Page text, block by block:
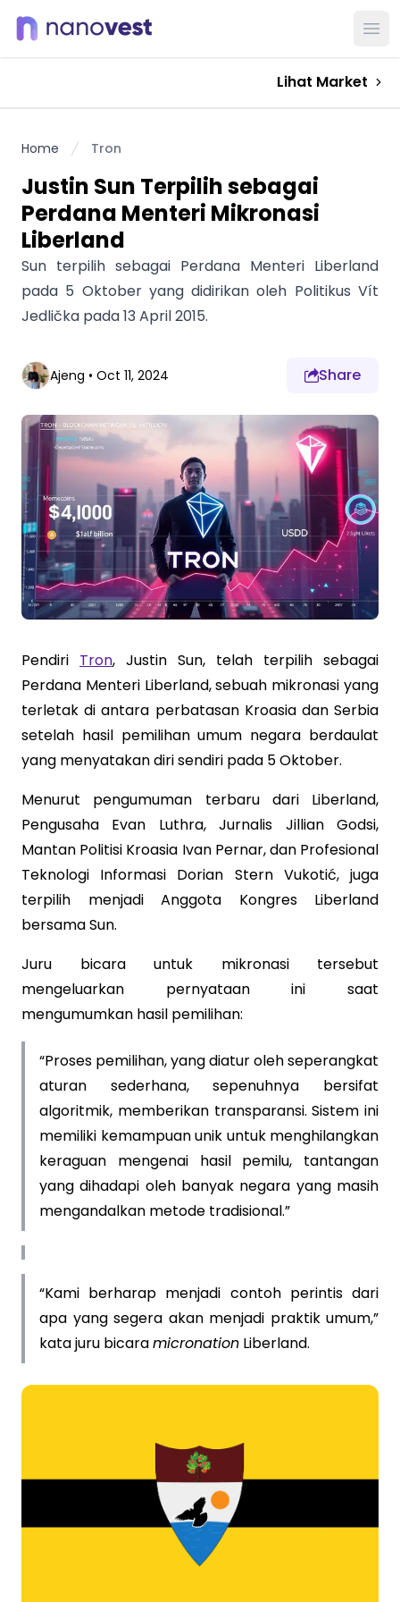
Lihat Market
Home Tron
Justin Sun Terpilih sebagai
Perdana Menteri Mikronasi
Liberland
Sun terpilih sebagai Perdana Menteri Liberland
pada 5 Oktober yang didirikan oleh Politikus Vít
Jedlička pada 13 April 2015.
Ajeng • Oct 11, 2024 Share
Pendiri Tron, Justin Sun, telah terpilih sebagai
Perdana Menteri Liberland, sebuah mikronasi yang
terletak di antara perbatasan Kroasia dan Serbia
setelah hasil pemilihan umum negara berdaulat
yang menyatakan diri sendiri pada 5 Oktober.
Menurut pengumuman terbaru dari Liberland,
Pengusaha Evan Luthra, Jurnalis Jillian Godsi,
Mantan Politisi Kroasia Ivan Pernar, dan Profesional
Teknologi Informasi Dorian Stern Vukotić, juga
terpilih menjadi Anggota Kongres Liberland
bersama Sun.
Juru bicara untuk mikronasi tersebut
mengeluarkan pernyataan ini saat
mengumumkan hasil pemilihan:
“Proses pemilihan, yang diatur oleh seperangkat
aturan sederhana, sepenuhnya bersifat
algoritmik, memberikan transparansi. Sistem ini
memiliki kemampuan unik untuk menghilangkan
keraguan mengenai hasil pemilu, tantangan
yang dihadapi oleh banyak negara yang masih
mengandalkan metode tradisional.”
“Kami berharap menjadi contoh perintis dari
apa yang segera akan menjadi praktik umum,”
kata juru bicaramicronation Liberland.